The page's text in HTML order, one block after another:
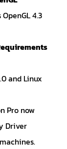
4.3
and Linux
Pro now
Driver